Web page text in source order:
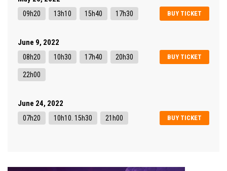
BUY TICKET
09h20 13h10 15h40 17h30
June 9, 2022
BUY TICKET
08h20 10h30 17h40 20h30
22h00
June 24, 2022
BUY TICKET
07h20 10h10. 15h30 21h00